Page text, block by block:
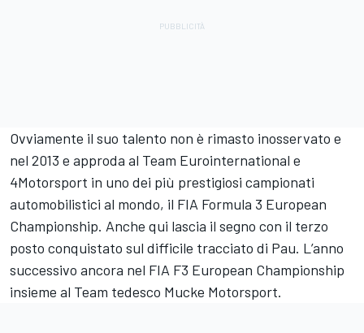
Ovviamente il suo talento non è rimasto inosservato e
nel 2013 e approda al Team Eurointernational e
4Motorsport in uno dei più prestigiosi campionati
automobilistici al mondo, il FIA Formula 3 European
Championship. Anche qui lascia il segno con il terzo
posto conquistato sul difficile tracciato di Pau. L’anno
successivo ancora nel FIA F3 European Championship
insieme al Team tedesco Mucke Motorsport.